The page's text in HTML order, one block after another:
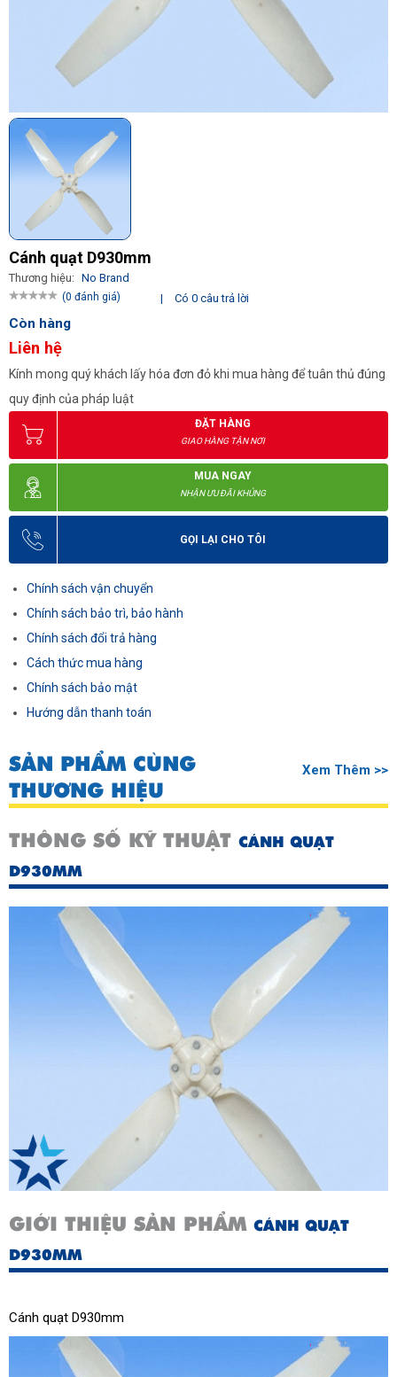
Cánh quạt D930mm
Thương hiệu: No Brand
(0 đánh giá) | Có 0 câu trả lời
Còn hàng
Liên hệ
Kính mong quý khách lấy hóa đơn đỏ khi mua hàng để tuân thủ đúng
quy định của pháp luật
ĐẶT HÀNG
GIAO HÀNG TẬN NƠI
MUA NGAY
NHẬN ƯU ĐÃI KHỦNG
GỌI LẠI CHO TÔI
Chính sách vận chuyển
Chính sách bảo trì, bảo hành
Chính sách đổi trả hàng
Cách thức mua hàng
Chính sách bảo mật
Hướng dẫn thanh toán
SẢN PHẨM CÙNG
THƯƠNG HIỆU
Xem Thêm >>
THÔNG SỐ KỸ THUẬT CÁNH QUẠT
D930MM
GIỚI THIỆU SẢN PHẨM CÁNH QUẠT
D930MM
Cánh quạt D930mm